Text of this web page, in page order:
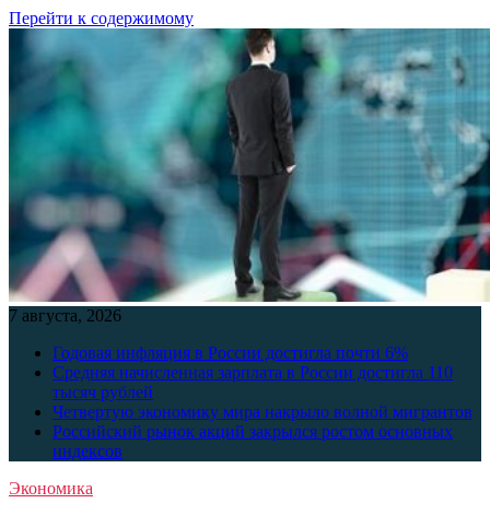
Перейти к содержимому
7 августа, 2026
Годовая инфляция в России достигла почти 6%
Средняя начисленная зарплата в России достигла 110
тысяч рублей
Четвертую экономику мира накрыло волной мигрантов
Российский рынок акций закрылся ростом основных
индексов
Экономика